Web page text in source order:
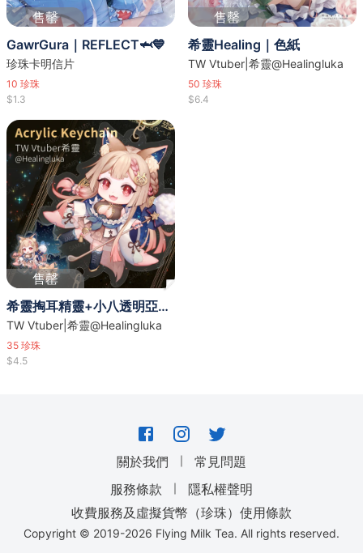
售罄
GawrGura｜REFLECT🦈💙
珍珠卡明信片
10 珍珠
$1.3
售罄
希靈Healing｜色紙
TW Vtuber|希靈@Healingluka
50 珍珠
$6.4
售罄
希靈掏耳精靈+小八透明亞克力吊飾串串
TW Vtuber|希靈@Healingluka
35 珍珠
$4.5
關於我們 ｜
常見問題
服務條款
｜
隱私權聲明
收費服務及虛擬貨幣（珍珠）使用條款
Copyright © 2019-2026 Flying Milk Tea. All rights reserved.